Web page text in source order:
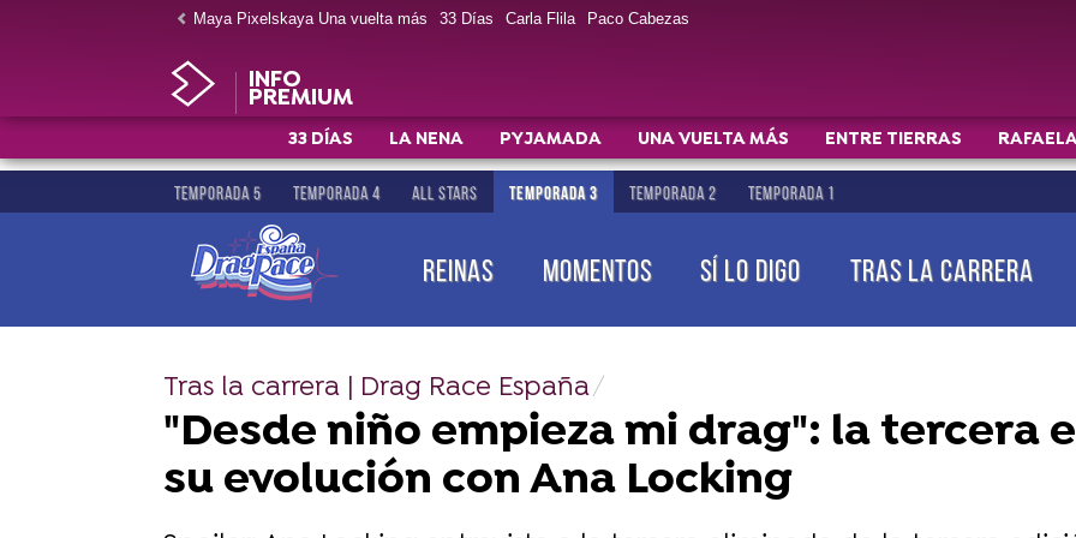
Maya Pixelskaya Una vuelta más 33 Días Carla Flila Paco Cabezas
INFO
PREMIUM
33 DÍAS LA NENA PYJAMADA UNA VUELTA MÁS ENTRE TIERRAS
TEMPORADA 5 TEMPORADA 4 ALL STARS TEMPORADA 3 TEMPORADA 2 TEMPORADA 1
REINAS MOMENTOS SÍ LO DIGO TRAS LA CARRERA
Tras la carrera | Drag Race España
"Desde niño empieza mi drag": la tercera
su evolución con Ana Locking